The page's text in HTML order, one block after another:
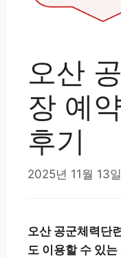
오산
장 예
후기
2025년 11월 13일
오산 공군체력단
도 이용할 수 있